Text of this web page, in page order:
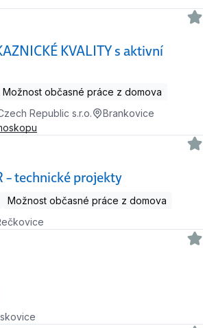
KVALITY s aktivní
Možnost občasné práce z domova
Republic s.r.o.
Brankovice
– technické projekty
Možnost občasné práce z domova